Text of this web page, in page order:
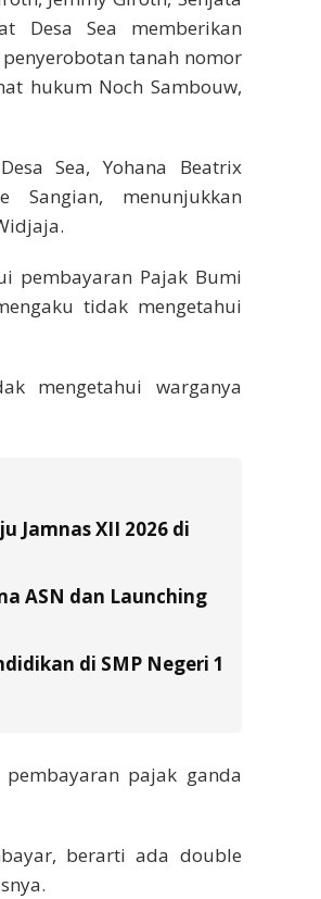
Desa Sea memberikan
tanah nomor
hukum Noch Sambouw,
Sea, Yohana Beatrix
menunjukkan
pembayaran Pajak Bumi
tidak mengetahui
mengetahui warganya
Jamnas XII 2026 di
ASN dan Launching
di SMP Negeri 1
pajak ganda
berarti ada double